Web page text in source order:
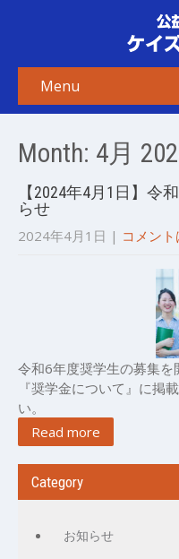
Menu
Month: 4月
【2024年4月1日】令
らせ
2024年4月1日 | コメン
令和6年度奨学生の募集を
『奨学金について』に掲
い。
Read more
Category
お知らせ